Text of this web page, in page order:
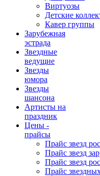
Виртуозы
Детские
Кавер группы
Зарубежная
эстрада
Звездные
ведущие
Звезды
юмора
Звезды
шансона
Артисты на
праздник
Цены -
прайсы
Прайс звезд
Прайс звезд
Прайс звезд
Прайс